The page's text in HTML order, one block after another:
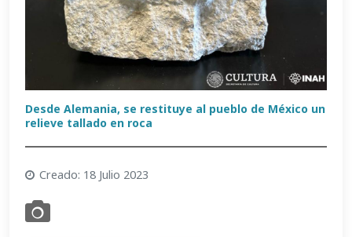
Desde Alemania, se restituye al pueblo de México un
relieve tallado en roca
Creado: 18 Julio 2023